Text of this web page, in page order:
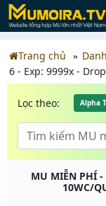
Trang chủ
6 - Exp: 9999x -
Lọc theo: Alpha
MU MIỄN PHÍ -
10WC/